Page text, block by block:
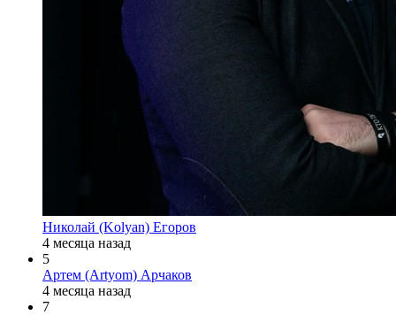
Николай (Kolyan) Егоров
4 месяца назад
5
Артем (Artyom) Арчаков
4 месяца назад
7